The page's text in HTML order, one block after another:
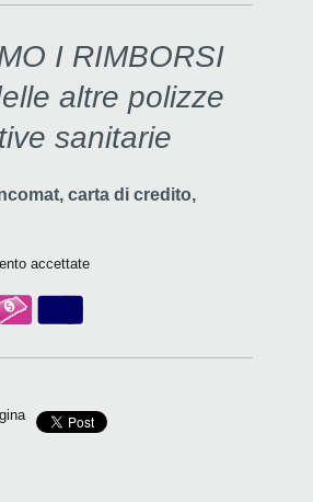
I RIMBORSI
altre polizze
sanitarie
carta di credito,
accettate